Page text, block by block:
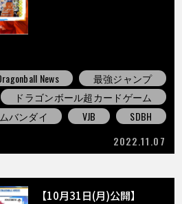
News
最強ジャンプ
ドラゴンボール超カードゲーム
バンダイ
VJB
SDBH
2022.11.07
【10月31日(月)公開】